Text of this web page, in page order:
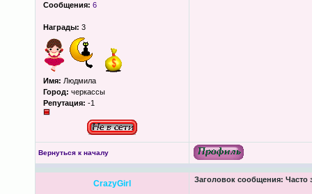
Сообщения: 6
Награды: 3
Имя: Людмила
Город: черкассы
Репутация: -1
Вернуться к началу
CrazyGirl Заголовок сообщения: Часто